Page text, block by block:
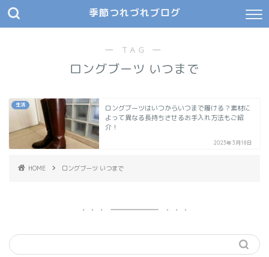
季節つれづれブログ
― TAG ―
ロングブーツ いつまで
生活
ロングブーツはいつからいつまで履ける？素材に
よって異なる長持ちさせるお手入れ方法もご紹
介！
2023年3月18日
HOME ロングブーツ いつまで